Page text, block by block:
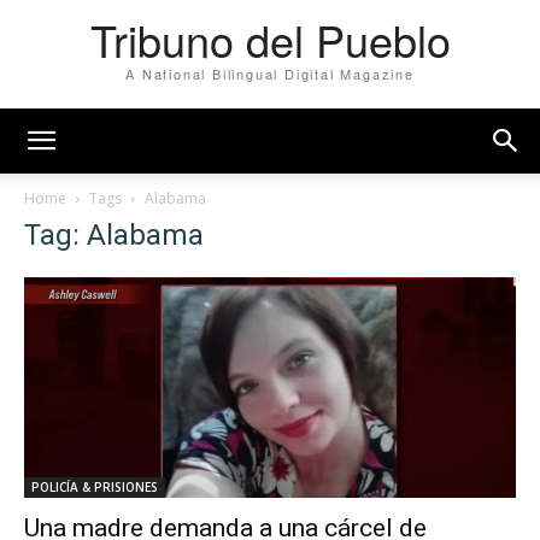
Tribuno del Pueblo
A National Bilingual Digital Magazine
Home Tags Alabama
Tag: Alabama
POLICÍA & PRISIONES
Una madre demanda a una cárcel de